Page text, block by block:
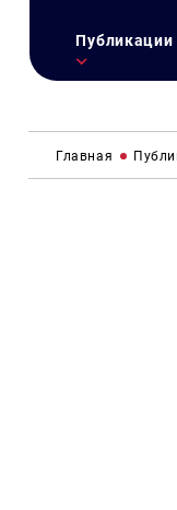
Публикации
Главная